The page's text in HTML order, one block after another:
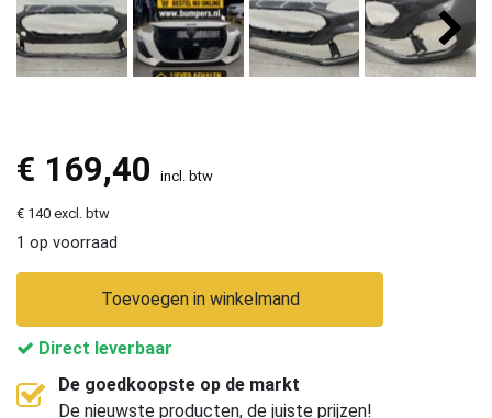
€ 169,40 incl. btw
€ 140 excl. btw
1 op voorraad
Toevoegen in winkelmand
Direct leverbaar
De goedkoopste op de markt
De nieuwste producten, de juiste prijzen!